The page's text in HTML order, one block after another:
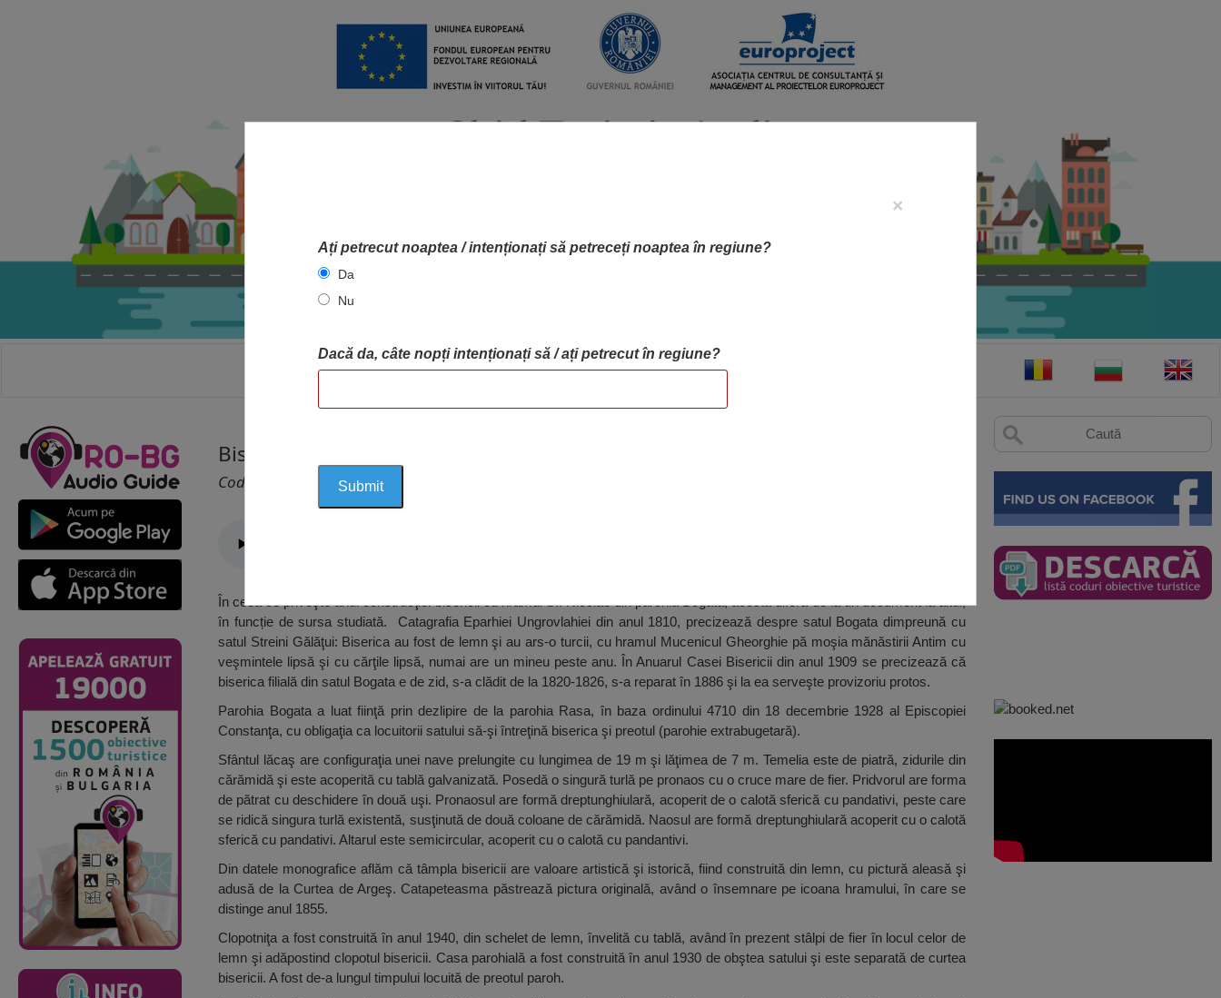
ACASA HARTA OBIECTIVELOR OBIECTIVE
Biserica Sf. Nicolae, Bogata
Cod 1238
În ceea ce priveşte anul construcţiei bisericii cu hramul Sf. Nicolae din parohia Bogata, acesta diferă de la un document la altul,
în funcție de sursa studiată. Catagrafia Eparhiei Ungrovlahiei din anul 1810, precizează despre satul Bogata dimpreună cu
satul Streini Gălăţui: Biserica au fost de lemn şi au ars-o turcii, cu hramul Mucenicul Gheorghie pă moşia mănăstirii Antim cu
veşmintele lipsă şi cu cărţile lipsă, numai are un mineu peste anu. În Anuarul Casei Bisericii din anul 1909 se precizează că
biserica filială din satul Bogata e de zid, s-a clădit de la 1820-1826, s-a reparat în 1886 şi la ea serveşte provizoriu protos.
Parohia Bogata a luat fiinţă prin dezlipire de la parohia Rasa, în baza ordinului 4710 din 18 decembrie 1928 al Episcopiei
Constanţa, cu obligaţia ca locuitorii satului să-şi întreţină biserica şi preotul (parohie extrabugetară).
Sfântul lăcaş are configuraţia unei nave prelungite cu lungimea de 19 m şi lăţimea de 7 m. Temelia este de piatră, zidurile din
cărămidă şi este acoperită cu tablă galvanizată. Posedă o singură turlă pe pronaos cu o cruce mare de fier. Pridvorul are forma
de pătrat cu deschidere în două uşi. Pronaosul are formă dreptunghiulară, acoperit de o calotă sferică cu pandativi, peste care
se ridică singura turlă existentă, susţinută de două coloane de cărămidă. Naosul are formă dreptunghiulară acoperit cu o calotă
sferică cu pandativi. Altarul este semicircular, acoperit cu o calotă cu pandantivi.
Din datele monografice aflăm că tâmpla bisericii are valoare artistică şi istorică, fiind construită din lemn, cu pictură aleasă şi
adusă de la Curtea de Argeş. Catapeteasma păstrează pictura originală, având o însemnare pe icoana hramului, în care se
distinge anul 1855.
Clopotniţa a fost construită în anul 1940, din schelet de lemn, învelită cu tablă, având în prezent stâlpi de fier în locul celor de
lemn şi adăpostind clopotul bisericii. Casa parohială a fost construită în anul 1930 de obştea satului şi este separată de curtea
bisericii. A fost de-a lungul timpului locuită de preotul paroh.
×
Ați petrecut noaptea / intenționați să petreceți noaptea în regiune?
Da
Nu
Dacă da, câte nopți intenționați să / ați petrecut în regiune?